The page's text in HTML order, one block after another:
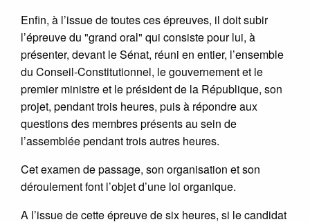
Enfin, à l’issue de toutes ces épreuves, il doit subir
l’épreuve du "grand oral" qui consiste pour lui, à
présenter, devant le Sénat, réuni en entier, l’ensemble
du Conseil-Constitutionnel, le gouvernement et le
premier ministre et le président de la République, son
projet, pendant trois heures, puis à répondre aux
questions des membres présents au sein de
l’assemblée pendant trois autres heures.
Cet examen de passage, son organisation et son
déroulement font l’objet d’une loi organique.
A l’issue de cette épreuve de six heures, si le candidat